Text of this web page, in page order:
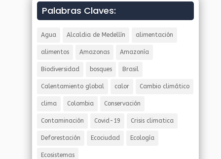
Palabras Claves:
Agua Alcaldia de Medellín alimentación
alimentos Amazonas Amazonía
Biodiversidad bosques Brasil
Calentamiento global calor Cambio climático
clima Colombia Conservación
Contaminación Covid-19 Crisis climatica
Deforestación Ecociudad Ecología
Ecosistemas